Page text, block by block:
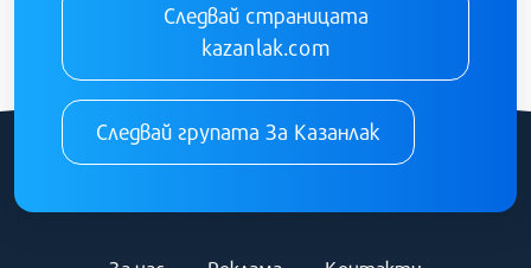
Следвай страницата
kazanlak.com
Следвай групата За Казанлак